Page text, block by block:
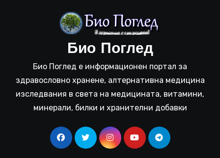
Био Поглед
Био Поглед е информационен портал за
здравословно хранене, алтернативна медицина
изследвания в света на медицината, витамини,
минерали, билки и хранителни добавки